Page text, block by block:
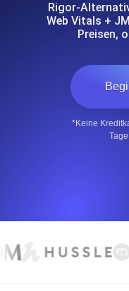
Rigor-
Web Vitals +
Preisen,
*Keine